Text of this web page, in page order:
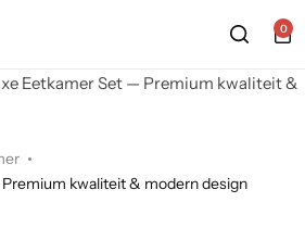
0
Eetkamer Set — Premium kwaliteit &
kwaliteit & modern design